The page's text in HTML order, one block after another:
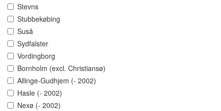
Stevns
Stubbekøbing
Suså
Sydfalster
Vordingborg
Bornholm (excl. Christiansø)
Allinge-Gudhjem (- 2002)
Hasle (- 2002)
Nexø (- 2002)